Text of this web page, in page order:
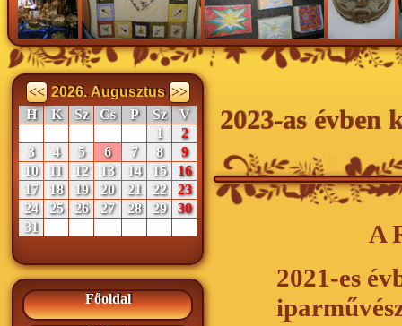
<< 2026. Augusztus >>
H
K Sz Cs P Sz
V
1
2
3
4 5 6 7 8
9
10
11 12 13 14 15
16
17
18 19 20 21 22
23
24
25 26 27 28 29
30
31
Főoldal
2023-as évben
A
2021-es